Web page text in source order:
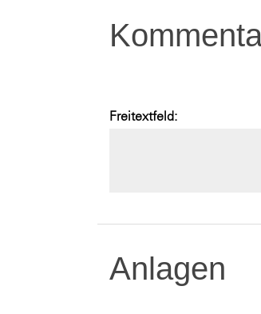
Freitextfeld:
Anlagen